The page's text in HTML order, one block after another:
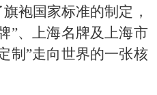
袍国家标准的制定，
”、上海名牌及上海市
制”走向世界的一张核